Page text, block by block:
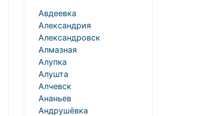
Авдеевка
Александрия
Александровск
Алмазная
Алупка
Алушта
Алчевск
Ананьев
Андрушёвка